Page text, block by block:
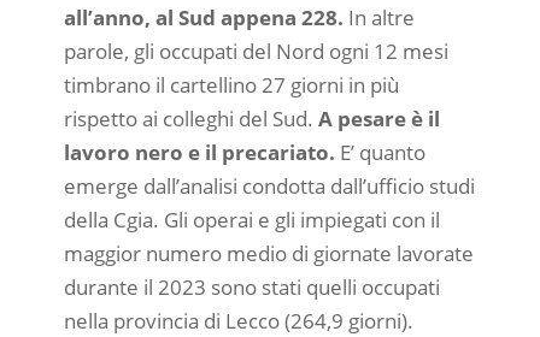
all’anno, al Sud appena 228. In altre
parole, gli occupati del Nord ogni 12 mesi
timbrano il cartellino 27 giorni in più
rispetto ai colleghi del Sud. A pesare è il
lavoro nero e il precariato. E’ quanto
emerge dall’analisi condotta dall’ufficio studi
della Cgia. Gli operai e gli impiegati con il
maggior numero medio di giornate lavorate
durante il 2023 sono stati quelli occupati
nella provincia di Lecco (264,9 giorni).